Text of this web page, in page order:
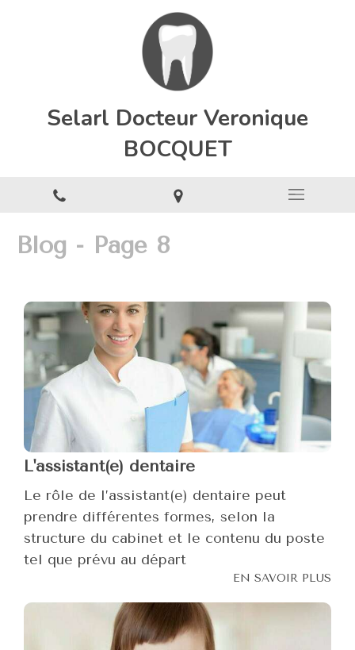
Selarl Docteur Veronique
BOCQUET
Blog - Page 8
L'assistant(e) dentaire
Le rôle de l’assistant(e) dentaire peut
prendre différentes formes, selon la
structure du cabinet et le contenu du poste
tel que prévu au départ
EN SAVOIR PLUS